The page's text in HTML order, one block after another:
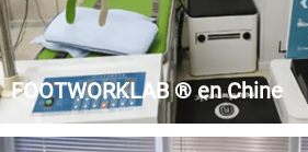
FOOTWORKLAB ® en Chine
Le Centre de Rééducation